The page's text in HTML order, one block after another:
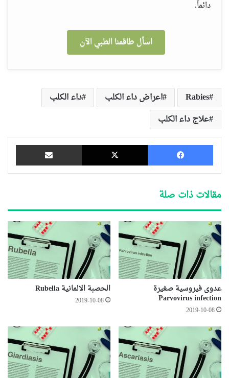
دائماً.
اسأل طاقمنا الطبي الآن
Rabies اعراض داء الكلب
داء الكلب
علاج داء الكلب
فيسبوك ‫X
مقالات ذات صلة
عدوى فيروسية صغيرة
Parvovirus infection
2019-10-08
الحصبة الالمانية Rubella
2019-10-08